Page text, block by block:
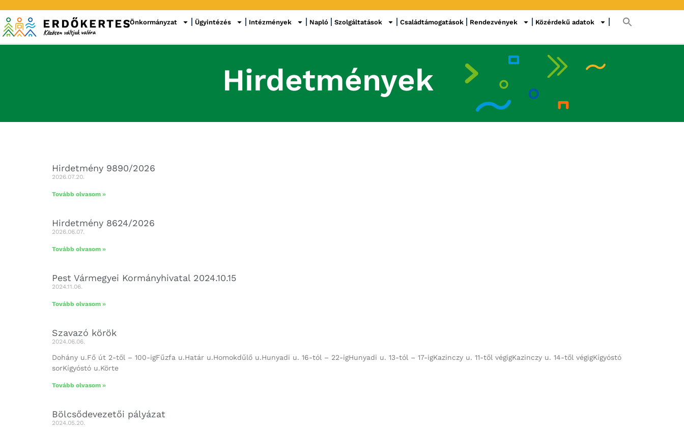
Önkormányzat Ügyintézés Intézmények Napló Szolgáltatások Családtámogatások Rendezvények Közérdekű adatok
Hirdetmények
Hirdetmény 9890/2026
2026.07.20.
Tovább olvasom »
Hirdetmény 8624/2026
2026.06.07.
Tovább olvasom »
Pest Vármegyei Kormányhivatal 2024.10.15
2024.11.06.
Tovább olvasom »
Szavazó körök
2024.06.06.
Dohány u.Fő út 2-től – 100-igFűzfa u.Határ u.Homokdűlő u.Hunyadi u. 16-tól – 22-igHunyadi u. 13-tól – 17-igKazinczy u. 11-től végigKazinczy u. 14-től végigKígyóstó
sorKígyóstó u.Körte
Tovább olvasom »
Bölcsődevezetői pályázat
2024.05.20.